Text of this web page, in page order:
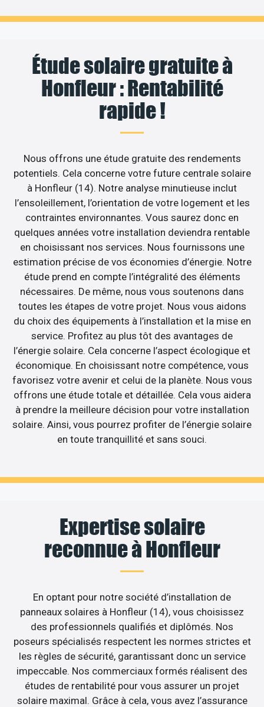
Étude solaire gratuite à
Honfleur : Rentabilité
rapide !
Nous offrons une étude gratuite des rendements
potentiels. Cela concerne votre future centrale solaire
à Honfleur (14). Notre analyse minutieuse inclut
l’ensoleillement, l’orientation de votre logement et les
contraintes environnantes. Vous saurez donc en
quelques années votre installation deviendra rentable
en choisissant nos services. Nous fournissons une
estimation précise de vos économies d’énergie. Notre
étude prend en compte l’intégralité des éléments
nécessaires. De même, nous vous soutenons dans
toutes les étapes de votre projet. Nous vous aidons
du choix des équipements à l’installation et la mise en
service. Profitez au plus tôt des avantages de
l’énergie solaire. Cela concerne l’aspect écologique et
économique. En choisissant notre compétence, vous
favorisez votre avenir et celui de la planète. Nous vous
offrons une étude totale et détaillée. Cela vous aidera
à prendre la meilleure décision pour votre installation
solaire. Ainsi, vous pourrez profiter de l’énergie solaire
en toute tranquillité et sans souci.
Expertise solaire
reconnue à Honfleur
En optant pour notre société d’installation de
panneaux solaires à Honfleur (14), vous choisissez
des professionnels qualifiés et diplômés. Nos
poseurs spécialisés respectent les normes strictes et
les règles de sécurité, garantissant donc un service
impeccable. Nos commerciaux formés réalisent des
études de rentabilité pour vous assurer un projet
solaire maximal. Grâce à cela, vous avez l’assurance